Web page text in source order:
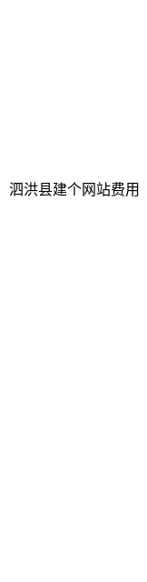
泗洪县建个网站费用